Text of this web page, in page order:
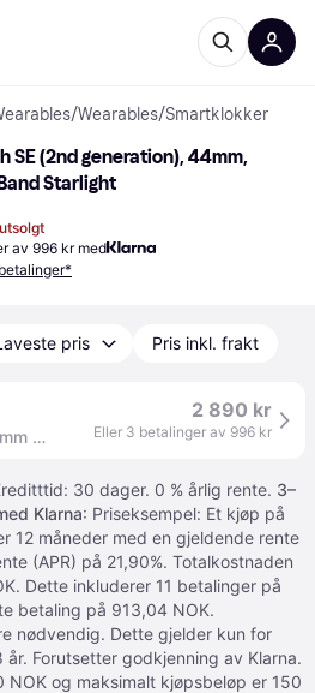
/Wearables/Smartklokker
SE (2nd generation), 44mm,
Starlight
utsolgt
av 996 kr med
pris Pris inkl. frakt
Apple Watch SE GPS 44 mm Starlight Case med Starlight Sport band S/M
2 890 kr
Eller 3 betalinger av 996 kr
30 dager. 0 % årlig rente. 3–
Klarna: Priseksempel: Et kjøp på
12 måneder med en gjeldende rente
(APR) på 21,90%. Totalkostnaden
Dette inkluderer 11 betalinger på
betaling på 913,04 NOK.
nødvendig. Dette gjelder kun for
Forutsetter godkjenning av Klarna.
NOK og maksimalt kjøpsbeløp er 150